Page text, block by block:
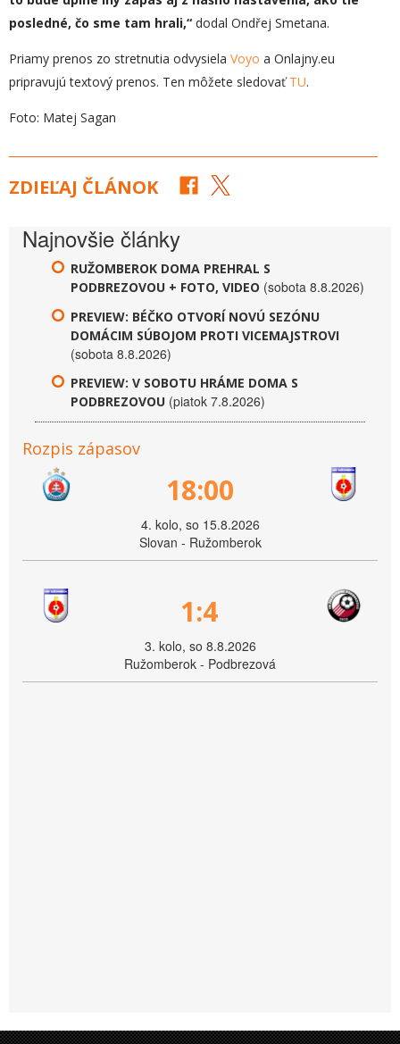
posledné, čo sme tam hrali,“ dodal Ondřej Smetana.
Priamy prenos zo stretnutia odvysiela Voyo a Onlajny.eu
pripravujú textový prenos. Ten môžete sledovaťTU.
Foto: Matej Sagan
ZDIEĽAJ ČLÁNOK
Najnovšie články
RUŽOMBEROK DOMA PREHRAL S
PODBREZOVOU + FOTO, VIDEO (sobota 8.8.2026)
PREVIEW: BÉČKO OTVORÍ NOVÚ SEZÓNU
DOMÁCIM SÚBOJOM PROTI VICEMAJSTROVI
(sobota 8.8.2026)
PREVIEW: V SOBOTU HRÁME DOMA S
PODBREZOVOU (piatok 7.8.2026)
Rozpis zápasov
18:00
4. kolo, so 15.8.2026
Slovan - Ružomberok
1:4
3. kolo, so 8.8.2026
Ružomberok - Podbrezová